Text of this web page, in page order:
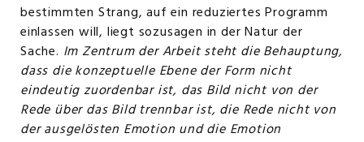
bestimmten Strang, auf ein reduziertes Programm
einlassen will, liegt sozusagen in der Natur der
Sache. Im Zentrum der Arbeit steht die Behauptung,
dass die konzeptuelle Ebene der Form nicht
eindeutig zuordenbar ist, das Bild nicht von der
Rede über das Bild trennbar ist, die Rede nicht von
der ausgelösten Emotion und die Emotion